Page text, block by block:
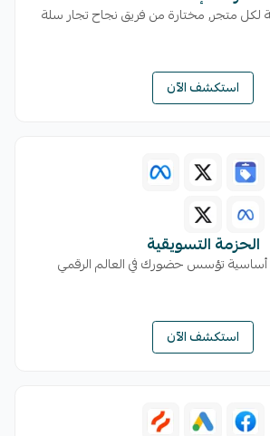
لكل متجر, مختارة من فريق نجاح تجار سلة
استكشف الآن
الحزمة التسويقية
أساسية تؤسس حضورك في العالم الرقمي
استكشف الآن